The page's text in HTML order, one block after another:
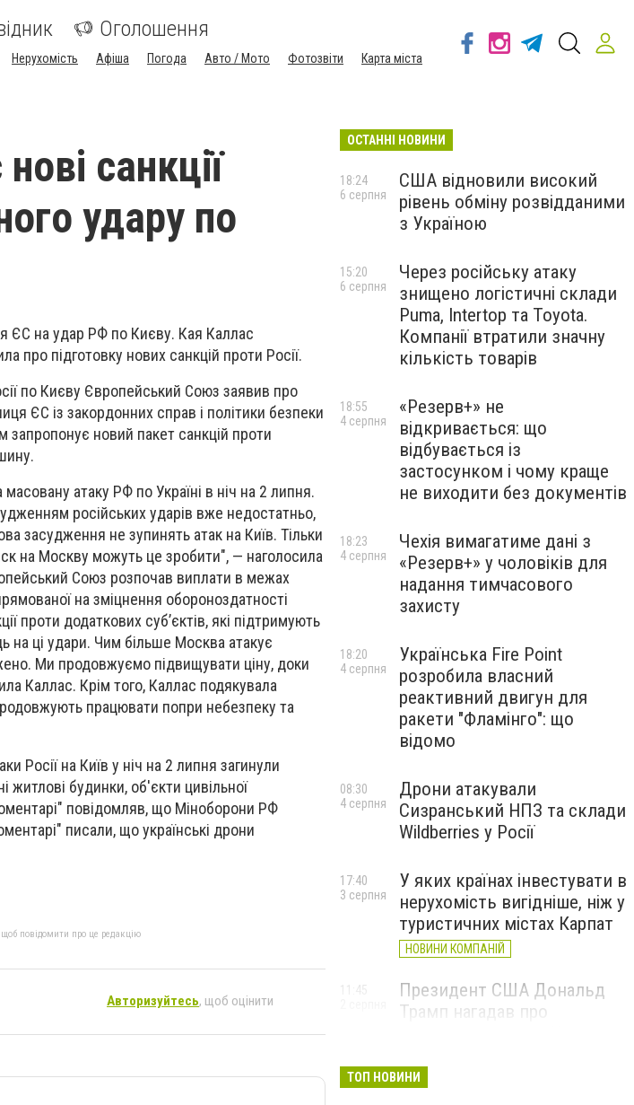
Оголошення
Нерухомість Афіша Погода Авто / Мото Фотозвіти Карта міста
санкції
удару по
ЄС на удар РФ по Києву. Кая Каллас
про підготовку нових санкцій проти Росії.
по Києву Європейський Союз заявив про
ЄС із закордонних справ і політики безпеки
новий пакет санкцій проти
атаку РФ по Україні в ніч на 2 липня.
російських ударів вже недостатньо,
засудження не зупинять атак на Київ. Тільки
на Москву можуть це зробити", — наголосила
Союз розпочав виплати в межах
на зміцнення обороноздатності
проти додаткових суб’єктів, які підтримують
на ці удари. Чим більше Москва атакує
Ми продовжуємо підвищувати ціну, доки
Каллас. Крім того, Каллас подякувала
працювати попри небезпеку та
Росії на Київ у ніч на 2 липня загинули
будинки, об'єкти цивільної
повідомляв, що Міноборони РФ
писали, що українські дрони
повідомити про це редакцію
Авторизуйтесь, щоб оцінити
ОСТАННІ НОВИНИ
США відновили високий
рівень обміну розвідданими
з Україною
18:24
6 серпня
Через російську атаку
знищено логістичні склади
Puma, Intertop та Toyota.
Компанії втратили значну
кількість товарів
15:20
6 серпня
«Резерв+» не
відкривається: що
відбувається із
застосунком і чому краще
не виходити без документів
18:55
4 серпня
Чехія вимагатиме дані з
«Резерв+» у чоловіків для
надання тимчасового
захисту
18:23
4 серпня
Українська Fire Point
розробила власний
реактивний двигун для
ракети "Фламінго": що
відомо
18:20
4 серпня
Дрони атакували
Сизранський НПЗ та склади
Wildberries у Росії
08:30
4 серпня
У яких країнах інвестувати в
нерухомість вигідніше, ніж у
туристичних містах Карпат
НОВИНИ КОМПАНІЙ
17:40
3 серпня
Президент США Дональд
Трамп нагадав про
рідкоземельних ресурсів
11:45
ТОП НОВИНИ